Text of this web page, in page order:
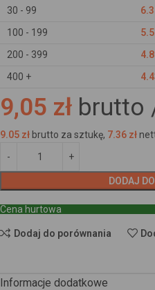
30 - 99
100 - 199
200 - 399
400 +
9,05 zł brutto
9.05 zł brutto za sztukę, 7.36 zł
DODAJ
Cena hurtowa
Dodaj do porównania
Informacje dodatkowe